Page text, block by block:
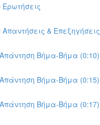
& Επεξηγήσεις
Βήμα-Βήμα (0:10)
Βήμα-Βήμα (0:15)
Βήμα-Βήμα (0:17)